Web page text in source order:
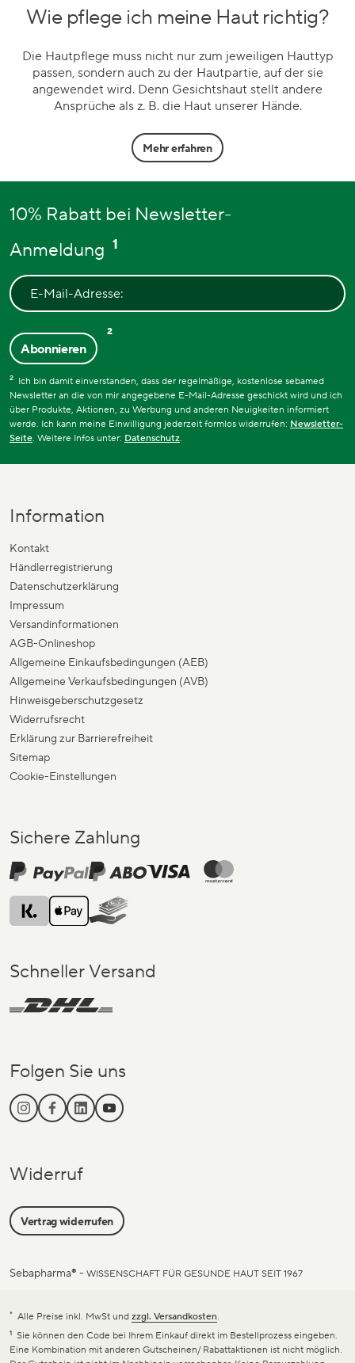
Wie pflege ich meine Haut richtig?
Die Hautpflege muss nicht nur zum jeweiligen Hauttyp
passen, sondern auch zu der Hautpartie, auf der sie
angewendet wird. Denn Gesichtshaut stellt andere
Ansprüche als z. B. die Haut unserer Hände.
Mehr erfahren
10% Rabatt bei Newsletter-
Anmeldung 1
E-Mail-Adresse:
Abonnieren
2
2 Ich bin damit einverstanden, dass der regelmäßige, kostenlose sebamed
Newsletter an die von mir angegebene E-Mail-Adresse geschickt wird und ich
über Produkte, Aktionen, zu Werbung und anderen Neuigkeiten informiert
werde. Ich kann meine Einwilligung jederzeit formlos widerrufen: Newsletter-
Seite . Weitere Infos unter: Datenschutz
Information
Kontakt
Händlerregistrierung
Datenschutzerklärung
Impressum
Versandinformationen
AGB-Onlineshop
Allgemeine Einkaufsbedingungen (AEB)
Allgemeine Verkaufsbedingungen (AVB)
Hinweisgeberschutzgesetz
Widerrufsrecht
Erklärung zur Barrierefreiheit
Sitemap
Cookie-Einstellungen
Sichere Zahlung
Schneller Versand
Folgen Sie uns
Widerruf
Vertrag widerrufen
Sebapharma® - WISSENSCHAFT FÜR GESUNDE HAUT SEIT 1967
* Alle Preise inkl. MwSt und zzgl. Versandkosten.
1 Sie können den Code bei Ihrem Einkauf direkt im Bestellprozess eingeben.
Eine Kombination mit anderen Gutscheinen/ Rabattaktionen ist nicht möglich.